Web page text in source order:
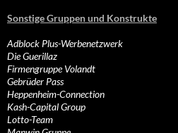
Sonstige Gruppen und Konstrukte
Adblock Plus-Werbenetzwerk
Die Guerillaz
Firmengruppe Volandt
Gebrüder Pass
Heppenheim-Connection
Kash-Capital Group
Lotto-Team